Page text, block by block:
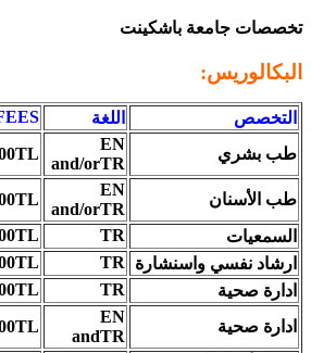
تخصصات جامعة باشكينت
البكالوريس:
التخصص اللغة
طب بشري
EN
and/orTR
طب الأسنان
EN
and/orTR
السمعيات
TR
ارشاد نفسي واسنشارة
TR
ادارة صحية
TR
ادارة صحية
EN
andTR